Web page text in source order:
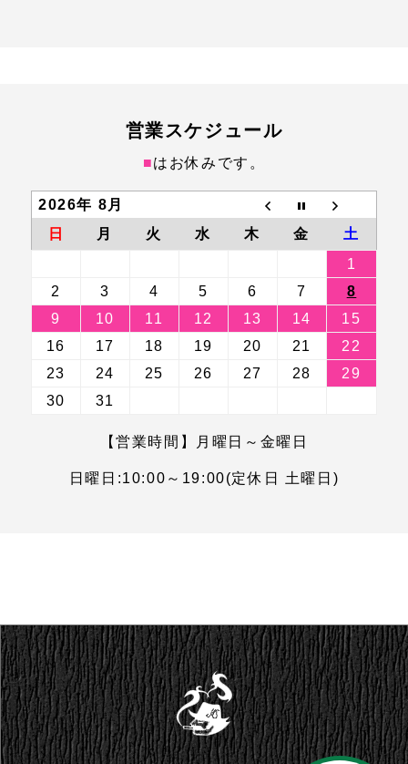
営業スケジュール
■はお休みです。
2026年 8月
日
月 火 水 木 金
土
1
2
3 4 5 6 7
8
9
10 11 12 13 14
15
16
17 18 19 20 21
22
23
24 25 26 27 28
29
30
31
【営業時間】月曜日～金曜日
日曜日:10:00～19:00(定休日 土曜日)